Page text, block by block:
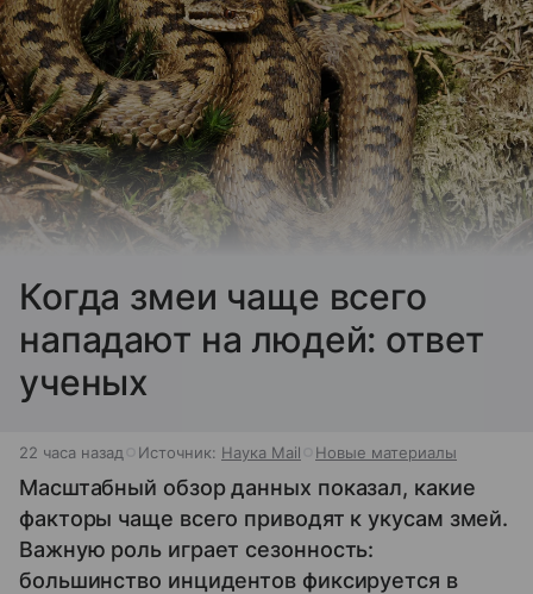
Когда змеи чаще всего
нападают на людей: ответ
ученых
22 часа назад Источник: Наука Mail Новые материалы
Масштабный обзор данных показал, какие
факторы чаще всего приводят к укусам змей.
Важную роль играет сезонность:
большинство инцидентов фиксируется в